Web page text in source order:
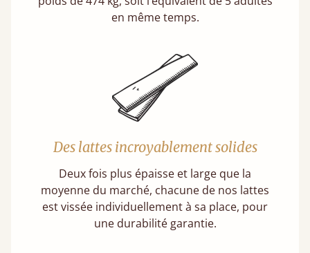
en même temps.
Des lattes incroyablement solides
Deux fois plus épaisse et large que la
moyenne du marché, chacune de nos lattes
est vissée individuellement à sa place, pour
une durabilité garantie.